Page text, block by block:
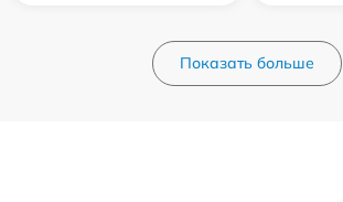
Показать больше